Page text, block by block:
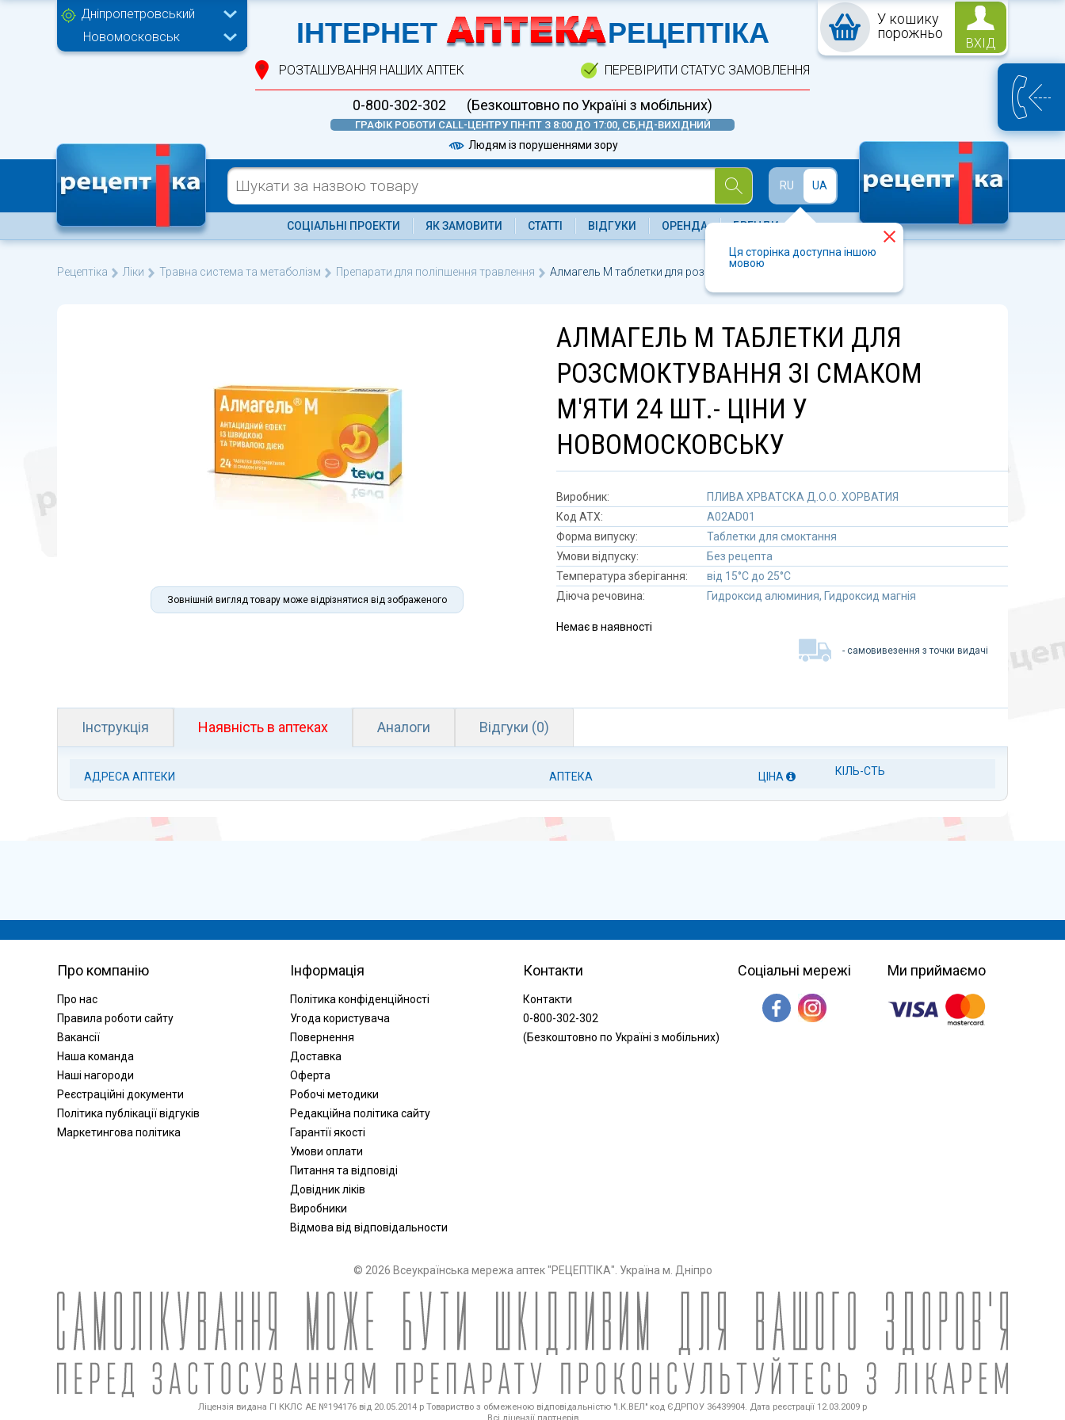
Новомосковськ
У кошику
порожньо
ВХІД
ІНТЕРНЕТ АПТЕКА
РЕЦЕПТІКА
РОЗТАШУВАННЯ НАШИХ АПТЕК ПЕРЕВІРИТИ СТАТУС ЗАМОВЛЕННЯ
0-800-302-302 (Безкоштовно по Україні з мобільних)
ГРАФІК РОБОТИ CALL-ЦЕНТРУ ПН-ПТ З 8:00 ДО 17:00, СБ,НД-ВИХІДНИЙ
Людям із порушеннями зору
RU UA
Ця сторінка доступна іншою
мовою
СОЦІАЛЬНІ ПРОЕКТИ ЯК ЗАМОВИТИ СТАТТІ ВІДГУКИ ОРЕНДА БРЕНДИ
Рецептіка Ліки Травна система та метаболізм Препарати для поліпшення травлення Алмагель М таблетки для розсмоктування зі смаком м'яти 24 шт.
Зовнішній вигляд товару може відрізнятися від зображеного
АЛМАГЕЛЬ М ТАБЛЕТКИ ДЛЯ
РОЗСМОКТУВАННЯ ЗІ СМАКОМ
М'ЯТИ 24 ШТ.- ЦІНИ У
НОВОМОСКОВСЬКУ
Виробник:
ПЛИВА ХРВАТСКА Д.О.О. ХОРВАТИЯ
Код АТХ:
A02AD01
Форма випуску:
Таблетки для смоктання
Умови відпуску:
Без рецепта
Температура зберігання:
від 15°C до 25°C
Діюча речовина:
Гидроксид алюминия, Гидроксид магнія
Немає в наявності
- самовивезення з точки видачі
Інструкція Наявність в аптеках Аналоги Відгуки (0)
АДРЕСА АПТЕКИ АПТЕКА ЦІНА КІЛЬ-СТЬ
Про компанію
Про нас
Правила роботи сайту
Вакансії
Наша команда
Наші нагороди
Реєстраційні документи
Політика публікації відгуків
Маркетингова політика
Інформація
Політика конфіденційності
Угода користувача
Повернення
Доставка
Оферта
Робочі методики
Редакційна політика сайту
Гарантії якості
Умови оплати
Питання та відповіді
Довідник ліків
Виробники
Відмова від відповідальности
Контакти
Контакти
0-800-302-302
(Безкоштовно по Україні з мобільних)
Соціальні мережі Ми приймаємо
© 2026 Всеукраїнська мережа аптек "РЕЦЕПТІКА". Україна м. Дніпро
Ліцензія видана ГІ ККЛС АЕ №194176 від 20.05.2014 р Товариство з обмеженою відповідальністю "І.К.ВЕЛ" код ЄДРПОУ 36439904. Дата реєстрації 12.03.2009 р